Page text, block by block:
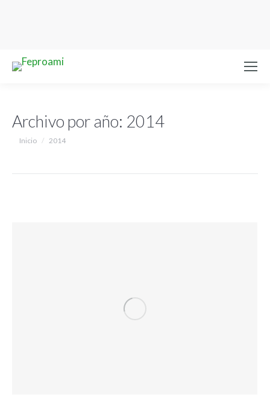
Archivo por año: 2014
Estás aquí:
Inicio 2014